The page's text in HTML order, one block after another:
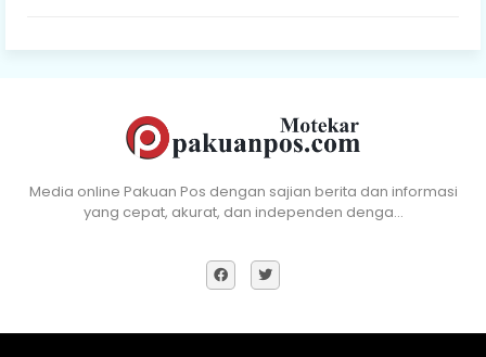
Media online Pakuan Pos dengan sajian berita dan informasi
yang cepat, akurat, dan independen denga…